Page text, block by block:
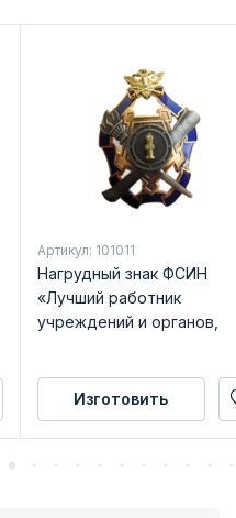
Артикул: 101011
Нагрудный знак ФСИН
«Лучший работник
учреждений и органов,
осужденных от
Изготовить